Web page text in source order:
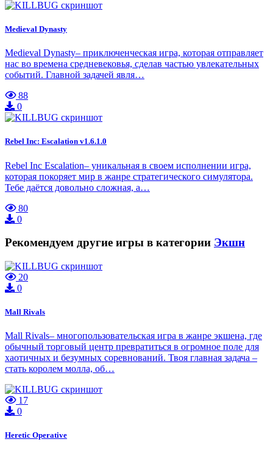
Medieval Dynasty
Medieval Dynasty– приключенческая игра, которая отправляет
нас во времена средневековья, сделав частью увлекательных
событий. Главной задачей явля…
88
0
Rebel Inc: Escalation v1.6.1.0
Rebel Inc Escalation– уникальная в своем исполнении игра,
которая покоряет мир в жанре стратегического симулятора.
Тебе даётся довольно сложная, а…
80
0
Рекомендуем другие игры в категории Экшн
20
0
Mall Rivals
Mall Rivals– многопользовательская игра в жанре экшена, где
обычный торговый центр превратиться в огромное поле для
хаотичных и безумных соревнований. Твоя главная задача –
стать королем молла, об…
17
0
Heretic Operative